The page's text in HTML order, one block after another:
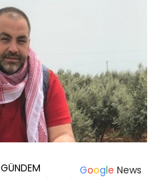
GÜNDEM Google News